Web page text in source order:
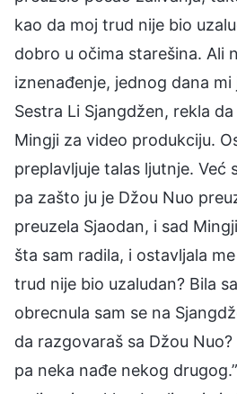
kao da moj trud nije bio
dobro u očima starešina. Ali
iznenađenje, jednog dana mi
Sestra Li Sjangdžen, rekla
Mingji za video produkciju.
preplavljuje talas ljutnje. Već
pa zašto ju je Džou Nuo
preuzela Sjaodan, i sad
šta sam radila, i ostavljala
trud nije bio uzaludan? Bila
obrecnula sam se na
da razgovaraš sa Džou
pa neka nađe nekog